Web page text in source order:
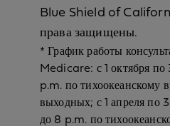
Blue Shield of
права защищены.
* График работы
Medicare: с 1 октября по
p.m. по тихоокеанскому
выходных; с 1 апреля по
до 8 p.m. по